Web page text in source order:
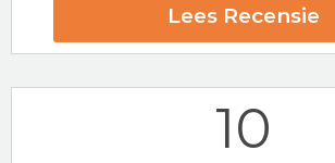
24/7 klantenserviceLees Recensie
10